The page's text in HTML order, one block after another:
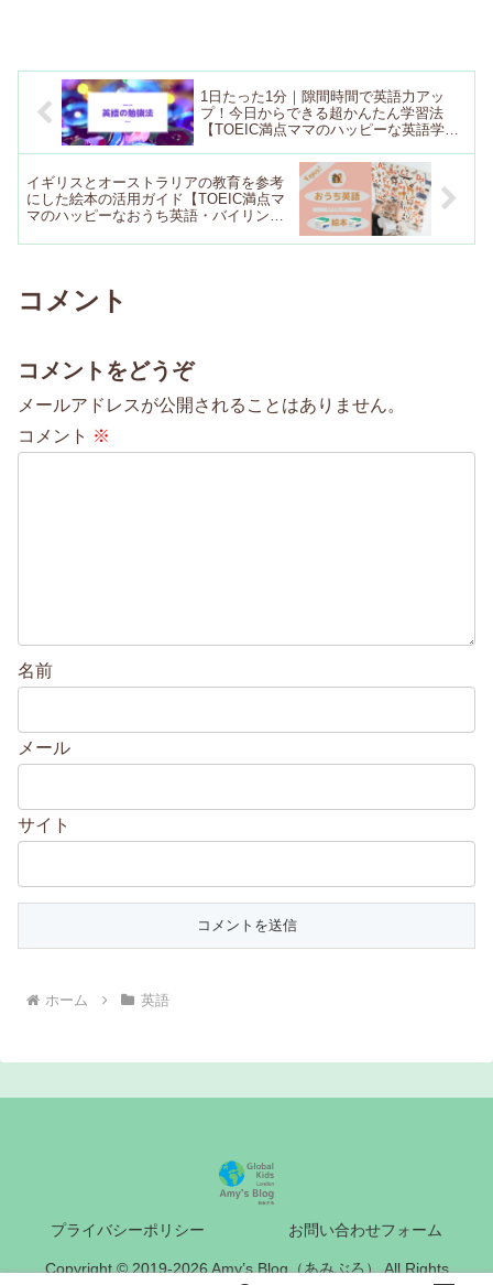
1日たった1分｜隙間時間で英語力アッ
プ！今日からできる超かんたん学習法
【TOEIC満点ママのハッピーな英語学
イギリスとオーストラリアの教育を参考
にした絵本の活用ガイド【TOEIC満点マ
マのハッピーなおうち英語・バイリンガ
コメント
コメントをどうぞ
メールアドレスが公開されることはありません。
コメント ※
名前
メール
サイト
ホーム 英語
プライバシーポリシー お問い合わせフォーム
Copyright © 2019-2026 Amy’s Blog（あみぶろ） All Rights